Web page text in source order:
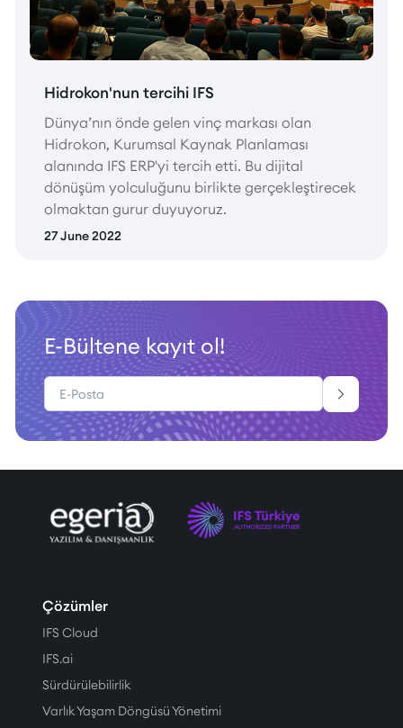
Hidrokon'nun tercihi IFS
Dünya’nın önde gelen vinç markası olan
Hidrokon, Kurumsal Kaynak Planlaması
alanında IFS ERP'yi tercih etti. Bu dijital
dönüşüm yolculuğunu birlikte gerçekleştirecek
olmaktan gurur duyuyoruz.
27 June 2022
E-Bültene kayıt ol!
Çözümler
IFS Cloud
IFS.ai
Sürdürülebilirlik
Varlık Yaşam Döngüsü Yönetimi